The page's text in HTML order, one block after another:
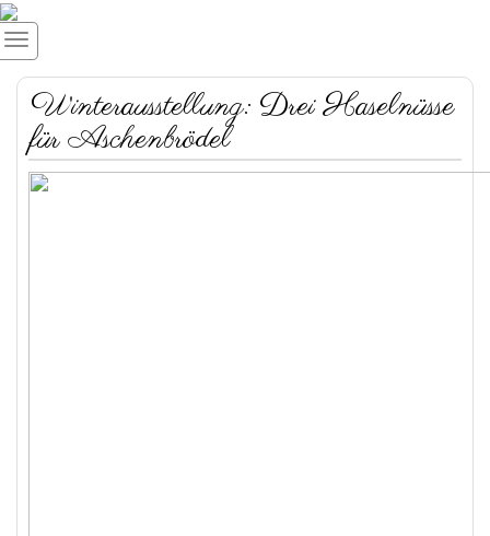
Winterausstellung: Drei Haselnüsse
für Aschenbrödel